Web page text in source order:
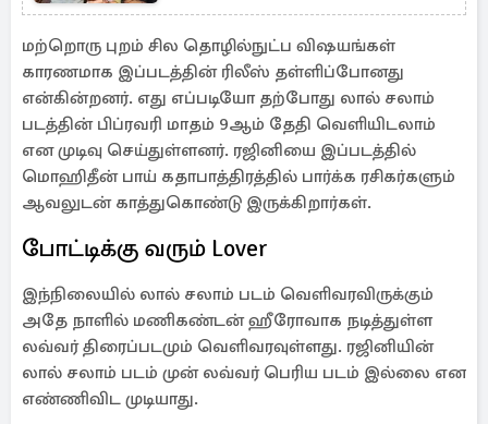
சௌந்தர்யா.. பெரும் சர்ச்சை
மற்றொரு புறம் சில தொழில்நுட்ப விஷயங்கள்
காரணமாக இப்படத்தின் ரிலீஸ் தள்ளிப்போனது
என்கின்றனர். எது எப்படியோ தற்போது லால் சலாம்
படத்தின் பிப்ரவரி மாதம் 9ஆம் தேதி வெளியிடலாம்
என முடிவு செய்துள்ளனர். ரஜினியை இப்படத்தில்
மொஹிதீன் பாய் கதாபாத்திரத்தில் பார்க்க ரசிகர்களும்
ஆவலுடன் காத்துகொண்டு இருக்கிறார்கள்.
போட்டிக்கு வரும் Lover
இந்நிலையில் லால் சலாம் படம் வெளிவரவிருக்கும்
அதே நாளில் மணிகண்டன் ஹீரோவாக நடித்துள்ள
லவ்வர் திரைப்படமும் வெளிவரவுள்ளது. ரஜினியின்
லால் சலாம் படம் முன் லவ்வர் பெரிய படம் இல்லை என
எண்ணிவிட முடியாது.